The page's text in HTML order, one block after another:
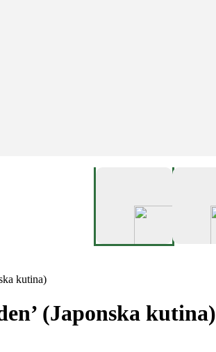
kutina)
(Japonska kutina)